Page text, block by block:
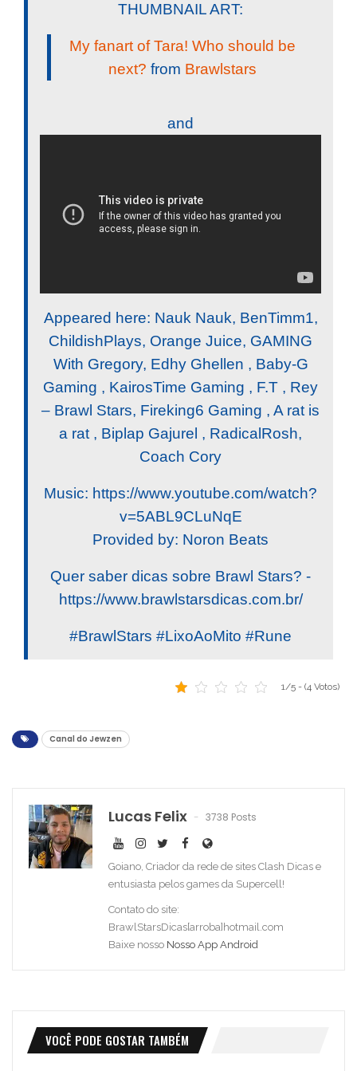
THUMBNAIL ART:
My fanart of Tara! Who should be
next? from Brawlstars
and
Appeared here: Nauk Nauk, BenTimm1,
ChildishPlays, Orange Juice, GAMING
With Gregory, Edhy Ghellen , Baby-G
Gaming , KairosTime Gaming , F.T , Rey
– Brawl Stars, Fireking6 Gaming , A rat is
a rat , Biplap Gajurel , RadicalRosh,
Coach Cory
Music: https://www.youtube.com/watch?
v=5ABL9CLuNqE
Provided by: Noron Beats
Quer saber dicas sobre Brawl Stars? -
https://www.brawlstarsdicas.com.br/
#BrawlStars #LixoAoMito #Rune
1/5 - (4 Votos)
Canal do Jewzen
Lucas Felix 3738 Posts
Goiano, Criador da rede de sites Clash Dicas e
entusiasta pelos games da Supercell!
Contato do site:
BrawlStarsDicas[arroba]hotmail.com
Baixe nosso Nosso App Android
VOCÊ PODE GOSTAR TAMBÉM